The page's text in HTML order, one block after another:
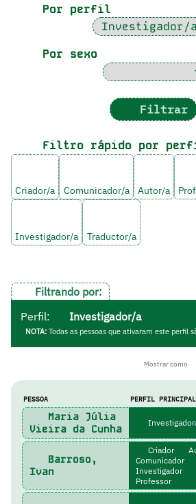
Por perfil
Por sexo
Filtrar
Filtro rápido por
Criador/a Comunicador/a Autor/a
Investigador/a Traductor/a
Filtrando por:
Perfil:
Investigador/a
NOTA:Todas as pessoas que ativaram este perfil
Mostrar como
PESSOA PERFIL PRINCIPAL
Maria Júlia
Vieira da Cunha
Barroso,
Ivan
Criador
Comunicador
Investigador
Professor